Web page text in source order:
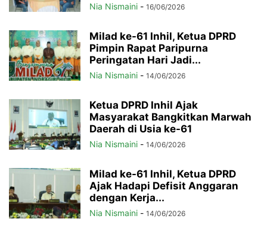
Nia Nismaini - 16/06/2026
Milad ke-61 Inhil, Ketua DPRD
Pimpin Rapat Paripurna
Peringatan Hari Jadi...
Nia Nismaini - 14/06/2026
Ketua DPRD Inhil Ajak
Masyarakat Bangkitkan Marwah
Daerah di Usia ke-61
Nia Nismaini - 14/06/2026
Milad ke-61 Inhil, Ketua DPRD
Ajak Hadapi Defisit Anggaran
dengan Kerja...
Nia Nismaini - 14/06/2026